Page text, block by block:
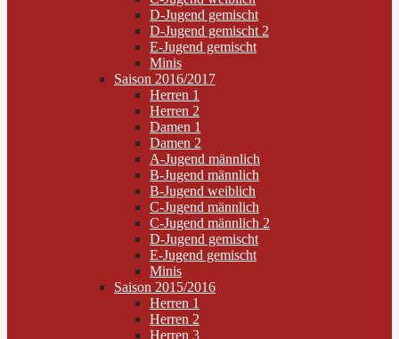
D-Jugend gemischt
D-Jugend gemischt 2
E-Jugend gemischt
Minis
Saison 2016/2017
Herren 1
Herren 2
Damen 1
Damen 2
A-Jugend männlich
B-Jugend männlich
B-Jugend weiblich
C-Jugend männlich
C-Jugend männlich 2
D-Jugend gemischt
E-Jugend gemischt
Minis
Saison 2015/2016
Herren 1
Herren 2
Herren 3